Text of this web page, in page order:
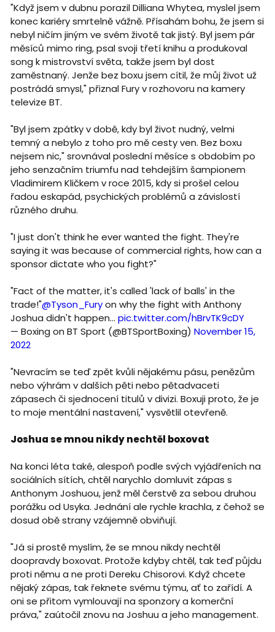
"Když jsem v dubnu porazil Dilliana Whytea, myslel jsem
konec kariéry smrtelně vážně. Přísahám bohu, že jsem si
nebyl ničím jiným ve svém životě tak jistý. Byl jsem pár
měsíců mimo ring, psal svoji třetí knihu a produkoval
song k mistrovství světa, takže jsem byl dost
zaměstnaný. Jenže bez boxu jsem cítil, že můj život už
postrádá smysl," přiznal Fury v rozhovoru na kamery
televize BT.
"Byl jsem zpátky v době, kdy byl život nudný, velmi
temný a nebylo z toho pro mě cesty ven. Bez boxu
nejsem nic," srovnával poslední měsíce s obdobím po
jeho senzačním triumfu nad tehdejším šampionem
Vladimirem Kličkem v roce 2015, kdy si prošel celou
řadou eskapád, psychických problémů a závislostí
různého druhu.
"I just don't think he ever wanted the fight. They're
saying it was because of commercial rights, how can a
sponsor dictate who you fight?"
"Fact of the matter, it's called 'lack of balls' in the
trade!"@Tyson_Furyon why the fight with Anthony
Joshua didn't happen... pic.twitter.com/hBrvTK9cDY
— Boxing on BT Sport (@BTSportBoxing) November 15,
2022
"Nevracím se teď zpět kvůli nějakému pásu, penězům
nebo výhrám v dalších pěti nebo pětadvaceti
zápasech či sjednocení titulů v divizi. Boxuji proto, že je
to moje mentální nastavení," vysvětlil otevřeně.
Joshua se mnou nikdy nechtěl boxovat
Na konci léta také, alespoň podle svých vyjádřeních na
sociálních sítích, chtěl narychlo domluvit zápas s
Anthonym Joshuou, jenž měl čerstvě za sebou druhou
porážku od Usyka. Jednání ale rychle krachla, z čehož se
dosud obě strany vzájemně obviňují.
"Já si prostě myslím, že se mnou nikdy nechtěl
doopravdy boxovat. Protože kdyby chtěl, tak teď půjdu
proti němu a ne proti Dereku Chisorovi. Když chcete
nějaký zápas, tak řeknete svému týmu, ať to zařídí. A
oni se přitom vymlouvají na sponzory a komerční
práva," zaútočil znovu na Joshuu a jeho management.